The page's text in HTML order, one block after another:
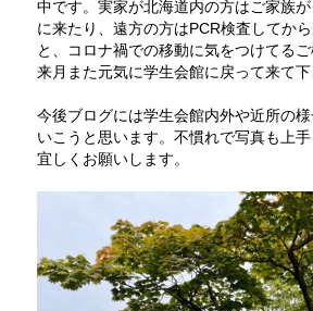
中です。実家が北海道内の方はご家族が
に来たり、遠方の方はPCR検査してか
と、コロナ禍での移動に気をつけてるご
来月また元気に学生会館に戻って来て下
今後ブログには学生会館内外や近所の
いこうと思います。不慣れで写真も上
宜しくお願いします。